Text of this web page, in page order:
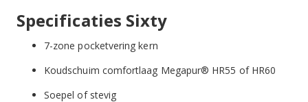
Specificaties Sixty
7-zone pocketvering kern
Koudschuim comfortlaag Megapur® HR55 of HR60
Soepel of stevig